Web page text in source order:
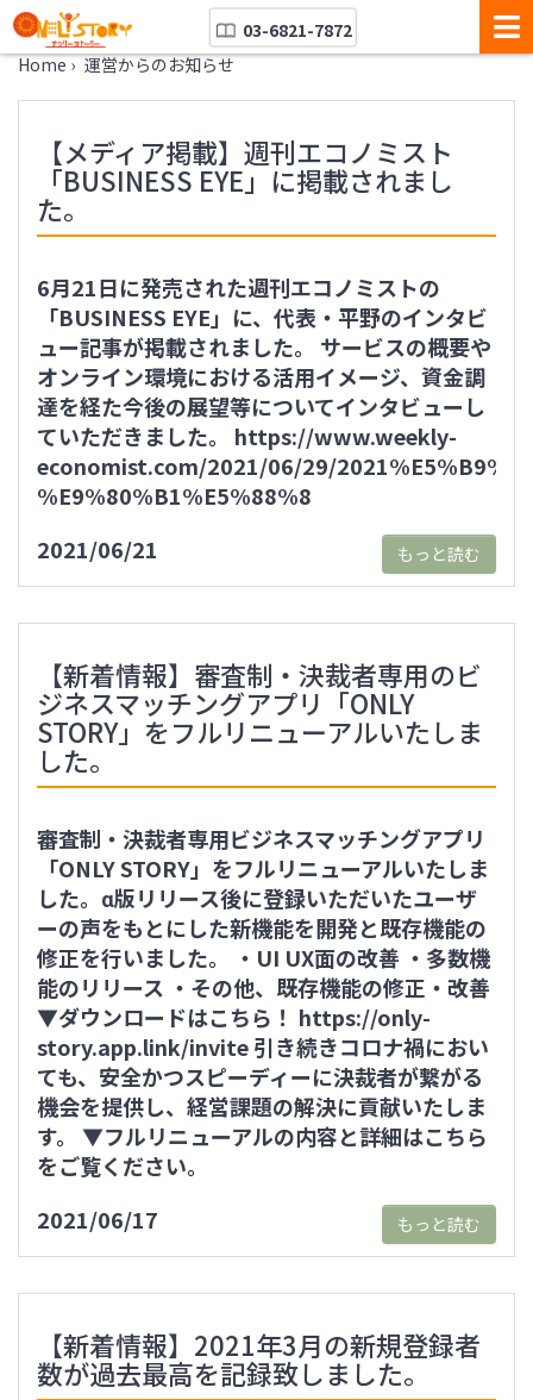
03-6821-7872
Home › 運営からのお知らせ
【メディア掲載】週刊エコノミスト
「BUSINESS EYE」に掲載されまし
た。
6月21日に発売された週刊エコノミストの
「BUSINESS EYE」に、代表・平野のインタビ
ュー記事が掲載されました。 サービスの概要や
オンライン環境における活用イメージ、資金調
達を経た今後の展望等についてインタビューし
ていただきました。 https://www.weekly-
economist.com/2021/06/29/
%E9%80%B1%E5%88%8
2021/06/21
もっと読む
【新着情報】審査制・決裁者専用のビ
ジネスマッチングアプリ「ONLY
STORY」をフルリニューアルいたしま
した。
審査制・決裁者専用ビジネスマッチングアプリ
「ONLY STORY」をフルリニューアルいたしま
した。α版リリース後に登録いただいたユーザ
ーの声をもとにした新機能を開発と既存機能の
修正を行いました。 ・UI UX面の改善 ・多数機
能のリリース ・その他、既存機能の修正・改善
▼ダウンロードはこちら！ https://only-
story.app.link/invite 引き続きコロナ禍におい
ても、安全かつスピーディーに決裁者が繋がる
機会を提供し、経営課題の解決に貢献いたしま
す。 ▼フルリニューアルの内容と詳細はこちら
をご覧ください。
2021/06/17
もっと読む
【新着情報】2021年3月の新規登録者
数が過去最高を記録致しました。